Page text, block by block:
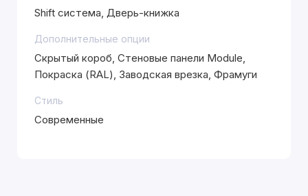
Shift система, Дверь-книжка
Дополнительные опции
Скрытый короб, Стеновые панели Module,
Покраска (RAL), Заводская врезка, Фрамуги
Стиль
Современные